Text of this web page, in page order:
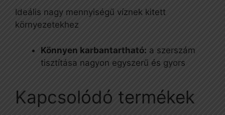
Ideális nagy mennyiségű víznek kitett
környezetekhez
Könnyen karbantartható: a szerszám
tisztítása nagyon egyszerű és gyors
Kapcsolódó termékek